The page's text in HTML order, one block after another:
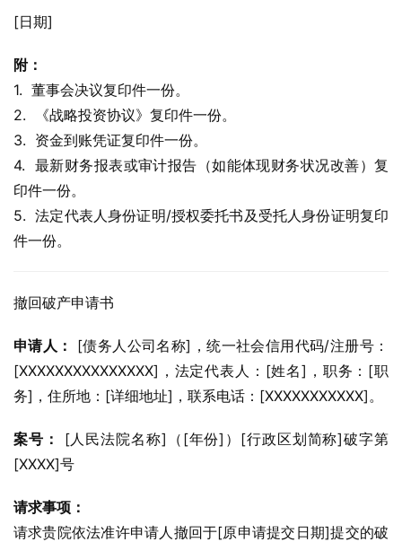
[日期]
附：
1.  董事会决议复印件一份。
2.  《战略投资协议》复印件一份。
3.  资金到账凭证复印件一份。
4.  最新财务报表或审计报告（如能体现财务状况改善）复
印件一份。
5.  法定代表人身份证明/授权委托书及受托人身份证明复印
件一份。
撤回破产申请书
申请人：
[债务人公司名称]，统一社会信用代码/注册号：
[XXXXXXXXXXXXXXX]，法定代表人：[姓名]，职务：[职
务]，住所地：[详细地址]，联系电话：[XXXXXXXXXXX]。
案号：
[人民法院名称]（[年份]）[行政区划简称]破字第
[XXXX]号
请求事项：
请求贵院依法准许申请人撤回于[原申请提交日期]提交的破